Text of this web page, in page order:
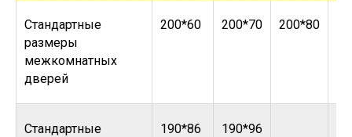
Стандартные
размеры
межкомнатных
дверей
200*60 200*70 200*80
Стандартные
190*86 190*96